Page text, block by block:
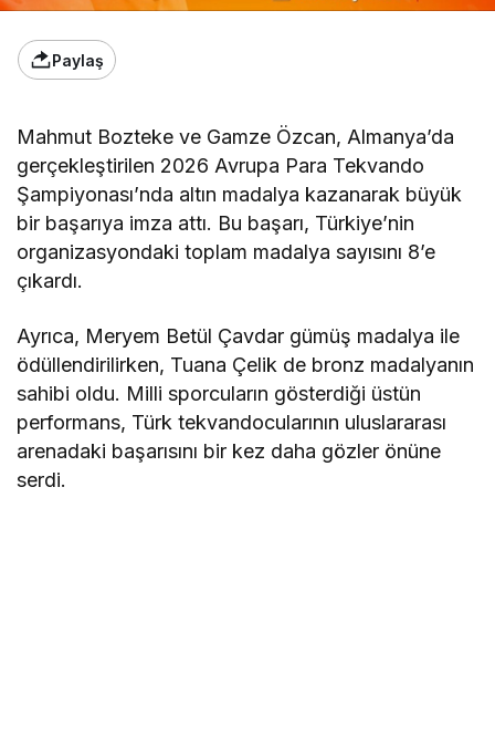
Paylaş
Mahmut Bozteke ve Gamze Özcan, Almanya’da
gerçekleştirilen 2026 Avrupa Para Tekvando
Şampiyonası’nda altın madalya kazanarak büyük
bir başarıya imza attı. Bu başarı, Türkiye’nin
organizasyondaki toplam madalya sayısını 8’e
çıkardı.
Ayrıca, Meryem Betül Çavdar gümüş madalya ile
ödüllendirilirken, Tuana Çelik de bronz madalyanın
sahibi oldu. Milli sporcuların gösterdiği üstün
performans, Türk tekvandocularının uluslararası
arenadaki başarısını bir kez daha gözler önüne
serdi.